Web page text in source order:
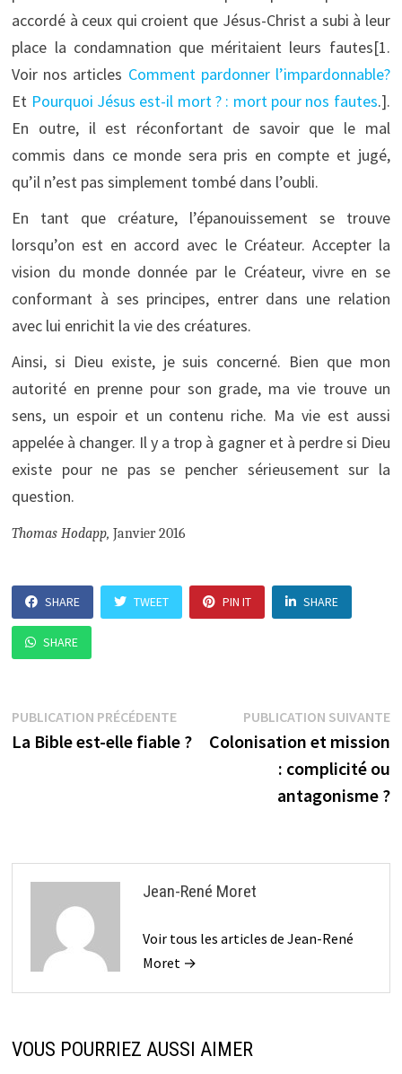
accordé à ceux qui croient que Jésus-Christ a subi à leur
place la condamnation que méritaient leurs fautes[1.
Voir nos articles Comment pardonner l’impardonnable?
Et Pourquoi Jésus est-il mort ? : mort pour nos fautes.].
En outre, il est réconfortant de savoir que le mal
commis dans ce monde sera pris en compte et jugé,
qu’il n’est pas simplement tombé dans l’oubli.
En tant que créature, l’épanouissement se trouve
lorsqu’on est en accord avec le Créateur. Accepter la
vision du monde donnée par le Créateur, vivre en se
conformant à ses principes, entrer dans une relation
avec lui enrichit la vie des créatures.
Ainsi, si Dieu existe, je suis concerné. Bien que mon
autorité en prenne pour son grade, ma vie trouve un
sens, un espoir et un contenu riche. Ma vie est aussi
appelée à changer. Il y a trop à gagner et à perdre si Dieu
existe pour ne pas se pencher sérieusement sur la
question.
Thomas Hodapp, Janvier 2016
SHARE TWEET PIN IT SHARE
SHARE
Navigation
de
PUBLICATION PRÉCÉDENTEPublication
précédente :
La Bible est-elle fiable ?
PUBLICATION SUIVANTE
Colonisation et mission
: complicité ou
antagonisme ?
Jean-René Moret
Voir tous les articles de Jean-René
Moret →
VOUS POURRIEZ AUSSI AIMER